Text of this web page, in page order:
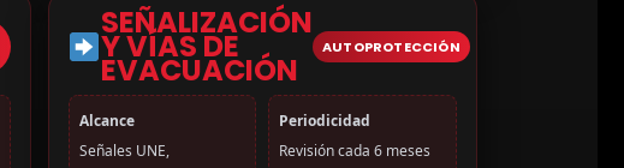
SEÑALIZACIÓN
Y VÍAS DE
EVACUACIÓN
AUTOPROTECCIÓN
Alcance
Señales UNE,
Periodicidad
Revisión cada 6 meses